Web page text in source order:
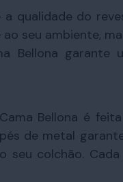
qualidade do
seu ambiente,
Bellona
Bellona é
de metal
seu colchão.